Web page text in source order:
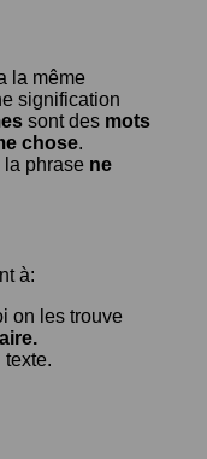
la même
signification
sont des mots
chose.
la phrase ne
à:
on les trouve
texte.